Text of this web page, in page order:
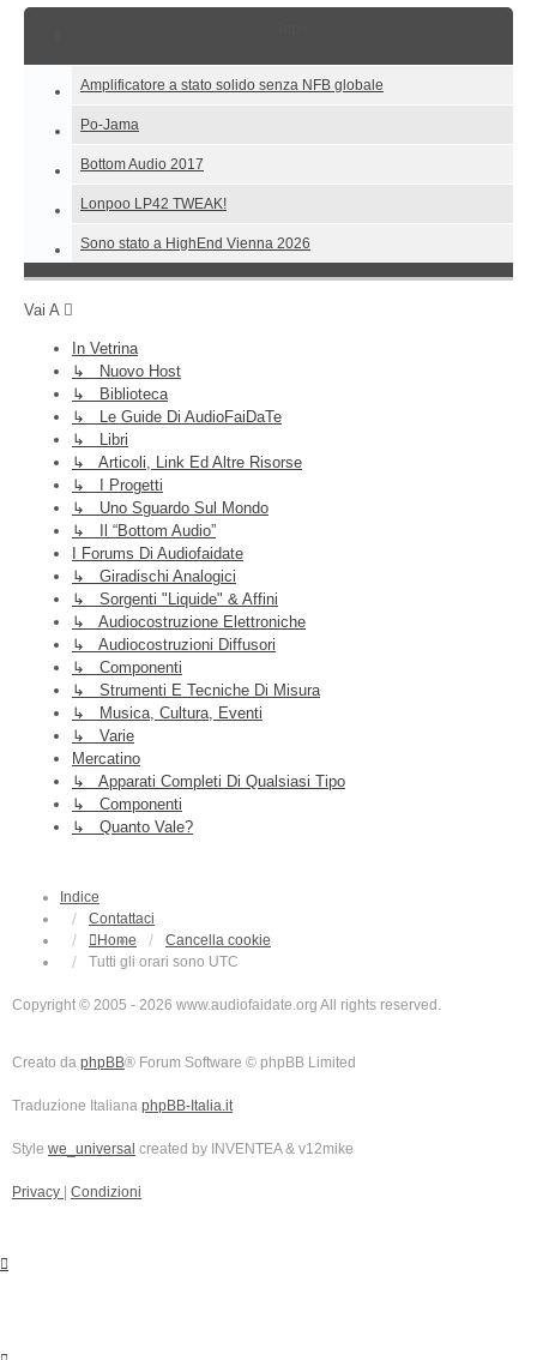
Amplificatore a stato solido senza NFB globale
Po-Jama
Bottom Audio 2017
Lonpoo LP42 TWEAK!
Sono stato a HighEnd Vienna 2026
Vai A
In Vetrina
↳ Nuovo Host
↳ Biblioteca
↳ Le Guide Di AudioFaiDaTe
↳ Libri
↳ Articoli, Link Ed Altre Risorse
↳ I Progetti
↳ Uno Sguardo Sul Mondo
↳ Il “Bottom Audio”
I Forums Di Audiofaidate
↳ Giradischi Analogici
↳ Sorgenti "liquide" & Affini
↳ Audiocostruzione Elettroniche
↳ Audiocostruzioni Diffusori
↳ Componenti
↳ Strumenti E Tecniche Di Misura
↳ Musica, Cultura, Eventi
↳ Varie
Mercatino
↳ Apparati Completi Di Qualsiasi Tipo
↳ Componenti
↳ Quanto Vale?
Indice
Contattaci
Home
Cancella cookie
Tutti gli orari sono UTC
Copyright © 2005 - 2026 www.audiofaidate.org All rights reserved.
Creato da phpBB® Forum Software © phpBB Limited
Traduzione Italiana phpBB-Italia.it
Style we_universal created by INVENTEA & v12mike
Privacy Condizioni